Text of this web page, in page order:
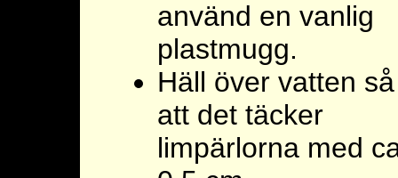
använd en vanlig
plastmugg.
Häll över vatten så
att det täcker
limpärlorna med